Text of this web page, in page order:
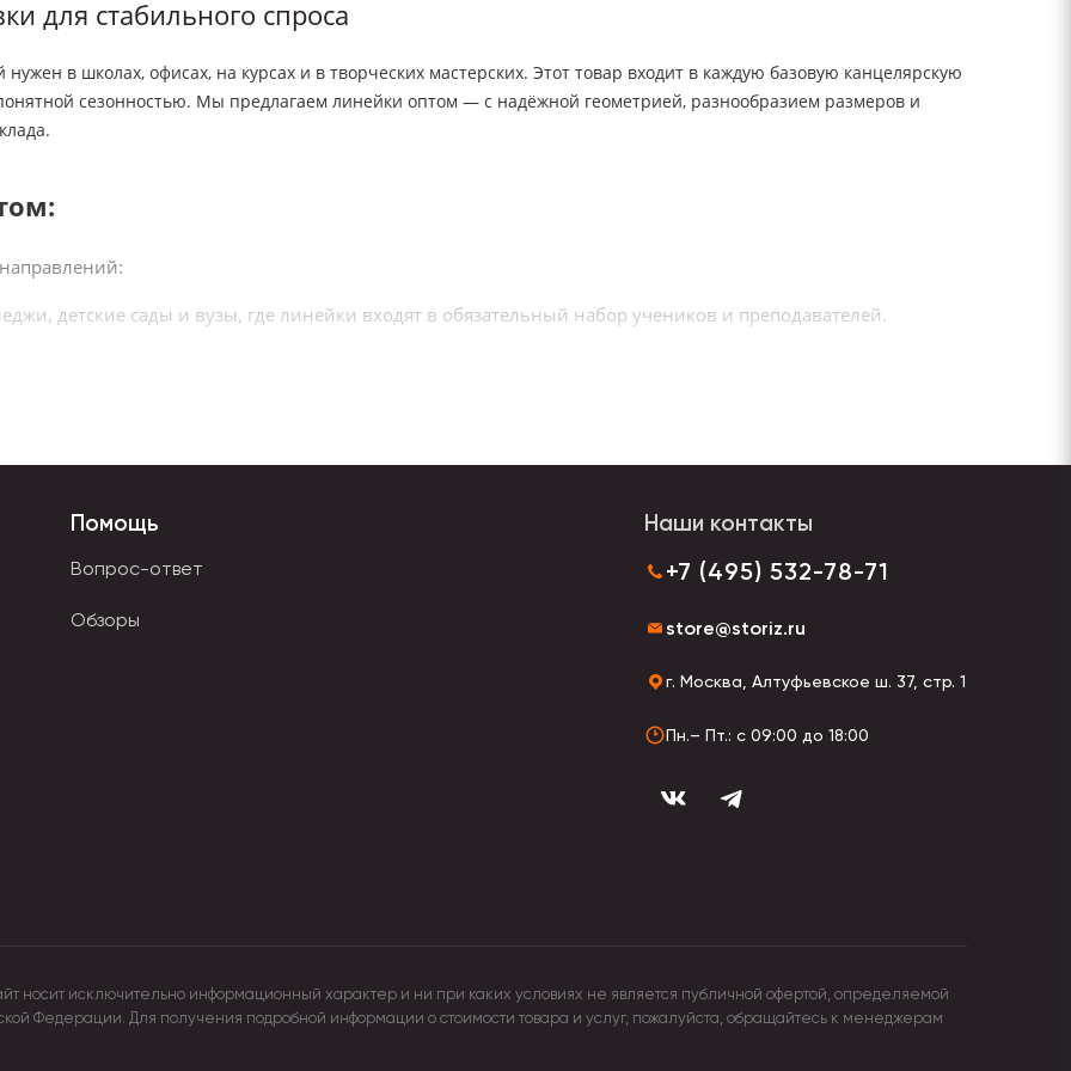
для стабильного спроса
в школах, офисах, на курсах и в творческих мастерских. Этот товар входит в каждую базовую канцелярскую
сезонностью. Мы предлагаем линейки оптом — с надёжной геометрией, разнообразием размеров и
детские сады и вузы, где линейки входят в обязательный набор учеников и преподавателей.
моделей
работ.
— удобны в обучении и дизайне.
см до 50 и 100 см.
из прочных материалов, подходящих для регулярного использования.
поставки
Помощь
Вопрос-ответ
Обзоры
Наши контакты
+7 (495) 532-78-71
store@storiz.ru
г. Москва, Алтуфьевское ш. 37, стр. 1
Пн.– Пт.: с 09:00 до 18:00
носит исключительно информационный характер и ни при каких условиях не является публичной офертой, определяемой
Федерации. Для получения подробной информации о стоимости товара и услуг, пожалуйста, обращайтесь к менеджерам